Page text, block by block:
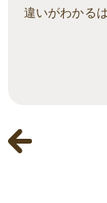
違いがわかる